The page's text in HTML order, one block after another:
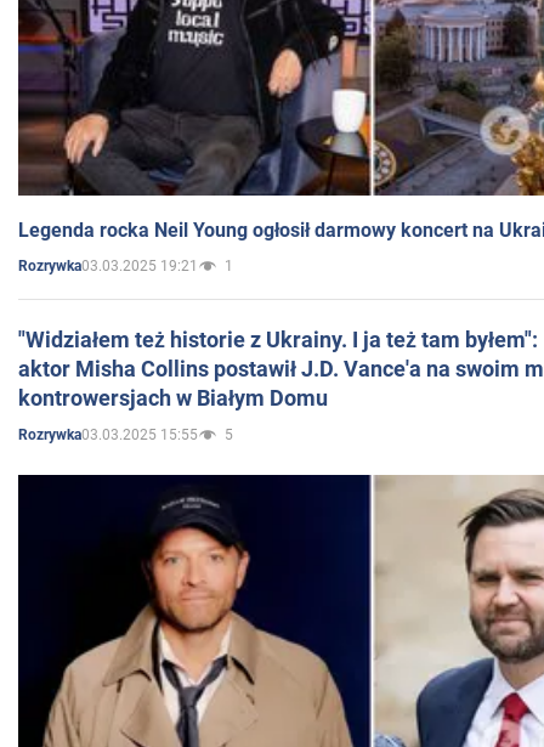
Legenda rocka Neil Young ogłosił darmowy koncert na
Rozrywka03.03.2025 19:21 1
"Widziałem też historie z Ukrainy. I ja też tam
aktor Misha Collins postawił J.D. Vance'a na swoim
kontrowersjach w Białym Domu
Rozrywka03.03.2025 15:55 5